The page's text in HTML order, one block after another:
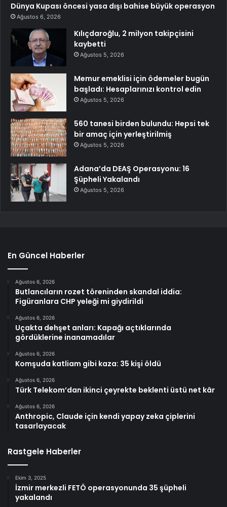
Dünya Kupası öncesi yasa dışı bahise büyük operasyon
Ağustos 6, 2026
Kılıçdaroğlu, 2 milyon takipçisini
kaybetti
Ağustos 5, 2026
Memur emeklisi için ödemeler bugün
başladı: Hesaplarınızı kontrol edin
Ağustos 5, 2026
560 tanesi birden bulundu: Hepsi tek
bir amaç için yerleştirilmiş
Ağustos 5, 2026
Adana’da DEAŞ Operasyonu: 16
Şüpheli Yakalandı
Ağustos 5, 2026
En Güncel Haberler
Ağustos 6, 2026
Butlancıların rozet töreninden skandal iddia:
Figüranlara CHP yeleği mi giydirildi
Ağustos 6, 2026
Uçakta dehşet anları: Kapağı açtıklarında
gördüklerine inanamadılar
Ağustos 6, 2026
Komşuda katliam gibi kaza: 35 kişi öldü
Ağustos 6, 2026
Türk Telekom’dan ikinci çeyrekte beklenti üstü net kâr
Ağustos 6, 2026
Anthropic, Claude için kendi yapay zeka çiplerini
tasarlayacak
Rastgele Haberler
Ekim 3, 2025
İzmir merkezli FETÖ operasyonunda 35 şüpheli
yakalandı